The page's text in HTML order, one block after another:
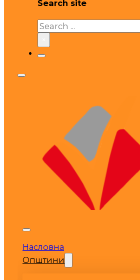
Search site
Search
Насловна
Општини